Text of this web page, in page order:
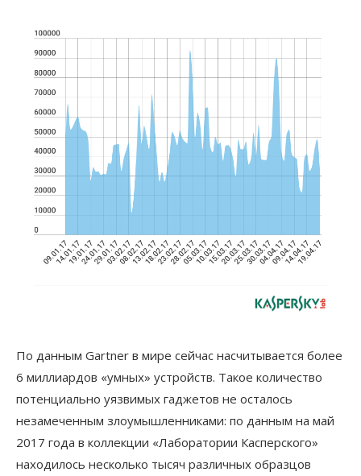
По данным Gartner в мире сейчас насчитывается более
6 миллиардов «умных» устройств. Такое количество
потенциально уязвимых гаджетов не осталось
незамеченным злоумышленниками: по данным на май
2017 года в коллекции «Лаборатории Касперского»
находилось несколько тысяч различных образцов